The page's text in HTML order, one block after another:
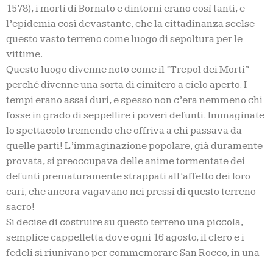
1578), i morti di Bornato e dintorni erano così tanti, e
l’epidemia così devastante, che la cittadinanza scelse
questo vasto terreno come luogo di sepoltura per le
vittime.
Questo luogo divenne noto come il “Trepol dei Morti”
perché divenne una sorta di cimitero a cielo aperto. I
tempi erano assai duri, e spesso non c’era nemmeno chi
fosse in grado di seppellire i poveri defunti. Immaginate
lo spettacolo tremendo che offriva a chi passava da
quelle parti! L’immaginazione popolare, già duramente
provata, si preoccupava delle anime tormentate dei
defunti prematuramente strappati all’affetto dei loro
cari, che ancora vagavano nei pressi di questo terreno
sacro!
Si decise di costruire su questo terreno una piccola,
semplice cappelletta dove ogni 16 agosto, il clero e i
fedeli si riunivano per commemorare San Rocco, in una